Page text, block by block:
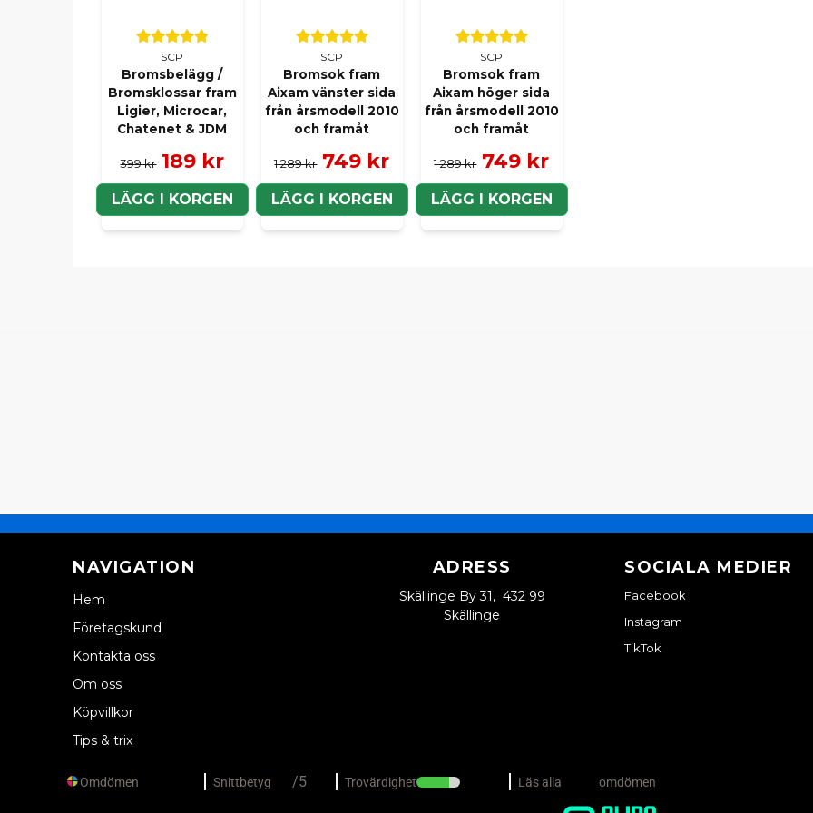
SCP
Bromsbelägg /
Bromsklossar fram
Ligier, Microcar,
Chatenet & JDM
399 kr 189 kr
LÄGG I KORGEN
SCP
Bromsok fram
Aixam vänster sida
från årsmodell 2010
och framåt
1 289 kr 749 kr
LÄGG I KORGEN
SCP
Bromsok fram
Aixam höger sida
från årsmodell 2010
och framåt
1 289 kr 749 kr
LÄGG I KORGEN
Js50 -17. Johan
Tack för din fråga
mikrorbytare till Ligier /
https://
instrumentbradan
Har du andra frågor är
Hej och tack för din
NAVIGATION
Hem
Företagskund
Kontakta oss
Om oss
Köpvillkor
Tips & trix
ADRESS
Skällinge By 31, 432 99
Skällinge
SOCIALA MEDIER
Facebook
Instagram
TikTok